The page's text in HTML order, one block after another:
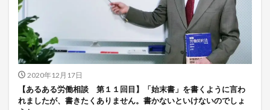
2020年12月17日
【あるある労働相談 第１１回目】「始末書」を書くように言わ
れましたが、書きたくありません。書かないといけないのでしょ